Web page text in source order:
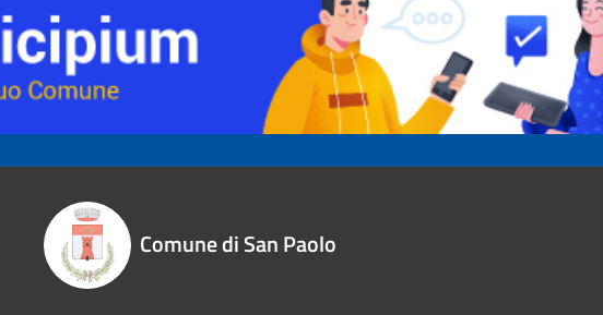
Comune di San Paolo